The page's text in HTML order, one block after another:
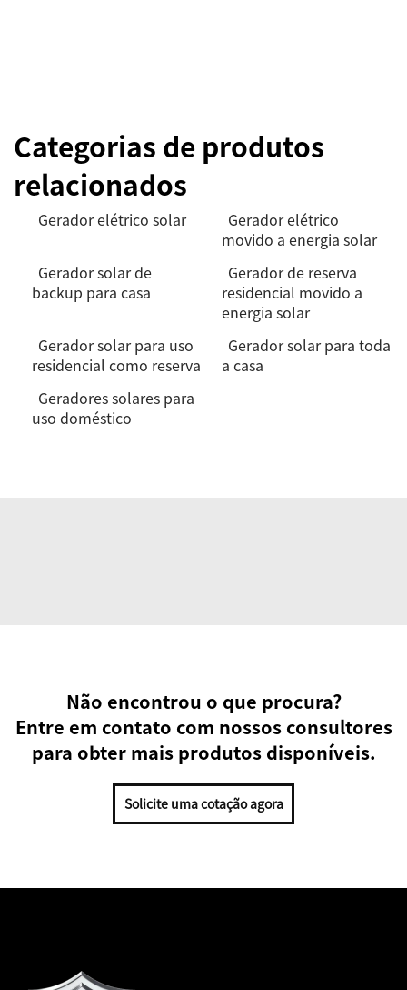
Categorias de produtos
relacionados
Gerador elétrico solar
Gerador elétrico
movido a energia solar
Gerador solar de
backup para casa
Gerador de reserva
residencial movido a
energia solar
Gerador solar para uso
residencial como reserva
Gerador solar para toda
a casa
Geradores solares para
uso doméstico
Não encontrou o que procura?
Entre em contato com nossos consultores
para obter mais produtos disponíveis.
Solicite uma cotação agora